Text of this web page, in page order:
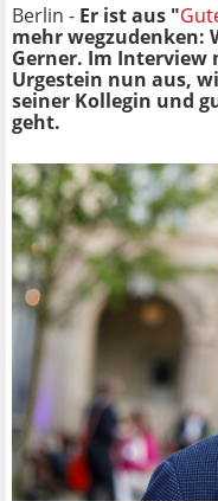
Berlin - Er ist aus "
mehr wegzudenken:
Gerner. Im Interview
Urgestein nun aus,
seiner Kollegin und
geht.